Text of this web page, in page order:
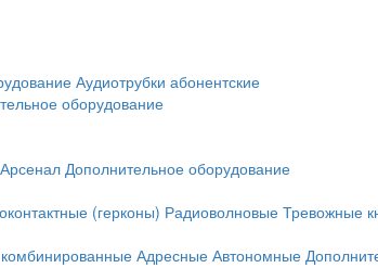
Аудиотрубки абонентские
оборудование
Дополнительное оборудование
(герконы) Радиоволновые Тревожные
Адресные Автономные